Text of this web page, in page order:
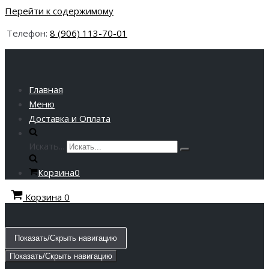
Перейти к содержимому
Телефон: 8 (906) 113-70-01
Главная
Меню
Доставка и Оплата
Искать...
Корзина0
Корзина 0
Показать/Скрыть навигацию
Показать/Скрыть навигацию